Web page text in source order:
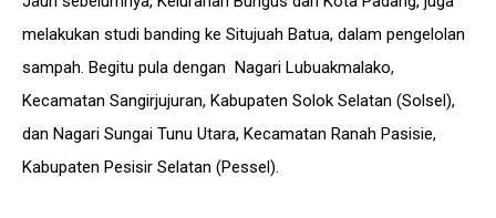
melakukan studi banding ke Situjuah Batua, dalam pengelolan
sampah. Begitu pula dengan Nagari Lubuakmalako,
Kecamatan Sangirjujuran, Kabupaten Solok Selatan (Solsel),
dan Nagari Sungai Tunu Utara, Kecamatan Ranah Pasisie,
Kabupaten Pesisir Selatan (Pessel).